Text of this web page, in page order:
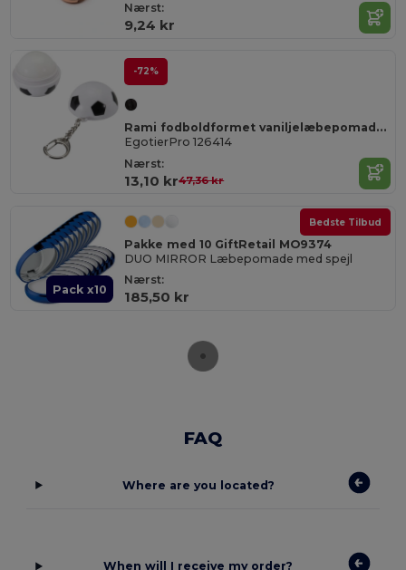
Nærst:
9,24 kr
-72%
Rami fodboldformet vaniljelæbepomade med SPF 15 og nøglering
EgotierPro 126414
Nærst:
13,10 kr47,36 kr
Pack x10
Bedste Tilbud
Pakke med 10 GiftRetail MO9374
DUO MIRROR Læbepomade med spejl
Nærst:
185,50 kr
FAQ
Where are you located?
When will I receive my order?